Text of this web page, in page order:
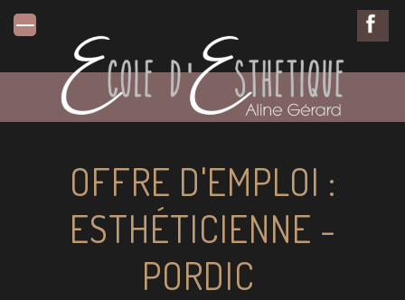
OFFRE D'EMPLOI :
ESTHÉTICIENNE -
PORDIC